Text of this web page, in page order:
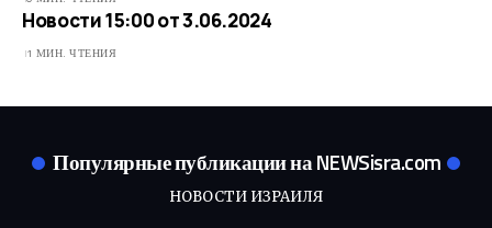
Новости 15:00 от 3.06.2024
1 МИН. ЧТЕНИЯ
Популярные публикации на NEWSisra.com
НОВОСТИ ИЗРАИЛЯ